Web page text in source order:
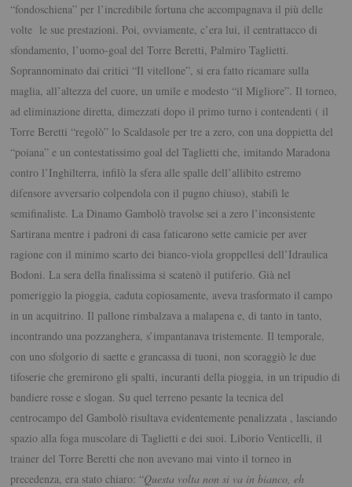
“fondoschiena” per l’incredibile fortuna che accompagnava il più delle
volte le sue prestazioni. Poi, ovviamente, c’era lui, il centrattacco di
sfondamento, l’uomo-goal del Torre Beretti, Palmiro Taglietti.
Soprannominato dai critici “Il vitellone”, si era fatto ricamare sulla
maglia, all’altezza del cuore, un umile e modesto “il Migliore”. Il torneo,
ad eliminazione diretta, dimezzati dopo il primo turno i contendenti ( il
Torre Beretti “regolò” lo Scaldasole per tre a zero, con una doppietta del
“poiana” e un contestatissimo goal del Taglietti che, imitando Maradona
contro l’Inghilterra, infilò la sfera alle spalle dell’allibito estremo
difensore avversario colpendola con il pugno chiuso), stabilì le
semifinaliste. La Dinamo Gambolò travolse sei a zero l’inconsistente
Sartirana mentre i padroni di casa faticarono sette camicie per aver
ragione con il minimo scarto dei bianco-viola groppellesi dell’Idraulica
Bodoni. La sera della finalissima si scatenò il putiferio. Già nel
pomeriggio la pioggia, caduta copiosamente, aveva trasformato il campo
in un acquitrino. Il pallone rimbalzava a malapena e, di tanto in tanto,
incontrando una pozzanghera, s’impantanava tristemente. Il temporale,
con uno sfolgorio di saette e grancassa di tuoni, non scoraggiò le due
tifoserie che gremirono gli spalti, incuranti della pioggia, in un tripudio di
bandiere rosse e slogan. Su quel terreno pesante la tecnica del
centrocampo del Gambolò risultava evidentemente penalizzata , lasciando
spazio alla foga muscolare di Taglietti e dei suoi. Liborio Venticelli, il
trainer del Torre Beretti che non avevano mai vinto il torneo in
precedenza, era stato chiaro: “Questa volta non si va in bianco, eh